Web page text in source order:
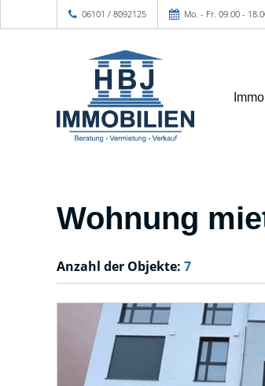
06101 / 8092125 Mo. - Fr. 09.00 -
Wohnung
Anzahl der Objekte: 7